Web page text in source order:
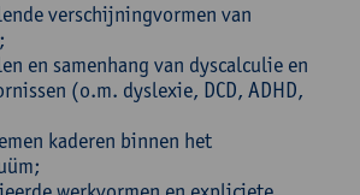
verschijningvormen van
en samenhang van dyscalculie en
(o.m. dyslexie, DCD, ADHD,
kaderen binnen het